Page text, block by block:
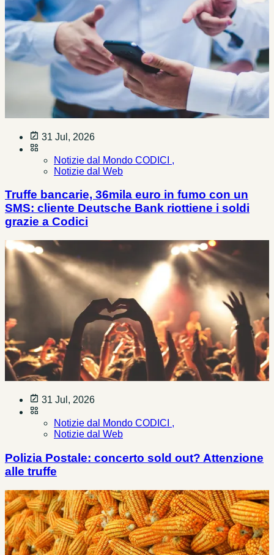
31 Jul, 2026
Notizie dal Mondo CODICI ,
Notizie dal Web
Truffe bancarie, 36mila euro in fumo con un
SMS: cliente Deutsche Bank riottiene i soldi
grazie a Codici
31 Jul, 2026
Notizie dal Mondo CODICI ,
Notizie dal Web
Polizia Postale: concerto sold out? Attenzione
alle truffe